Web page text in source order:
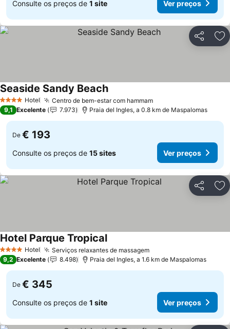
Consulte os preços de 1 site Ver preços
Partilhar
4 EstrelasHotel Centro de bem-estar com hammamVer preços
Seaside Sandy BeachVer preços
9,1 Excelente 7.973 Praia del Ingles, a 0.8 km de Maspalomas
De € 193
Consulte os preços de 15 sites Ver preços
Partilhar
4 EstrelasHotel Serviços relaxantes de massagemVer preços
Hotel Parque TropicalVer preços
9,2 Excelente 8.498 Praia del Ingles, a 1.6 km de Maspalomas
De € 345
Consulte os preços de 1 site Ver preços